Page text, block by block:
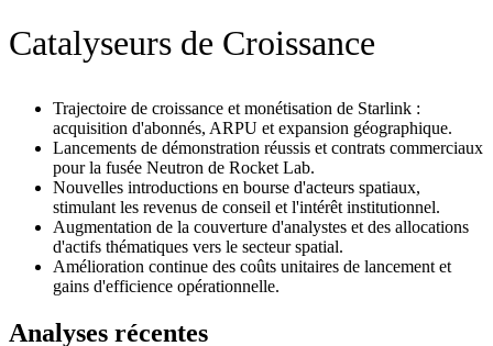
Catalyseurs de Croissance
Trajectoire de croissance et monétisation de Starlink :
acquisition d'abonnés, ARPU et expansion géographique.
Lancements de démonstration réussis et contrats commerciaux
pour la fusée Neutron de Rocket Lab.
Nouvelles introductions en bourse d'acteurs spatiaux,
stimulant les revenus de conseil et l'intérêt institutionnel.
Augmentation de la couverture d'analystes et des allocations
d'actifs thématiques vers le secteur spatial.
Amélioration continue des coûts unitaires de lancement et
gains d'efficience opérationnelle.
Analyses récentes